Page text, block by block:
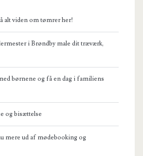
alt viden om tømrer her!
i Brøndby male dit træværk,
børnene og få en dag i familiens
og bisættelse
mere ud af mødebooking og